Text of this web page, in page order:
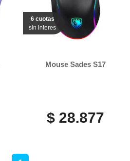
6 cuotas
sin interes
Mouse Sades S17
$ 28.877